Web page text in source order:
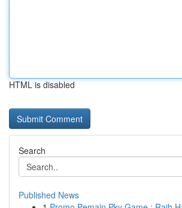
HTML is disabled
Search
Published News